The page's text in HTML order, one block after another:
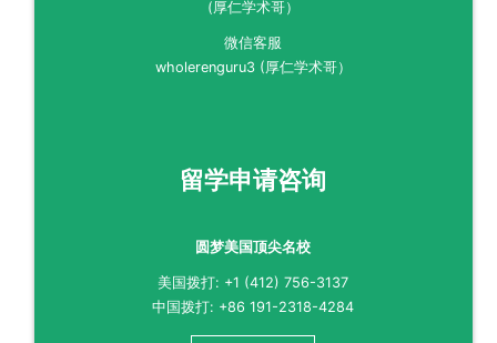
微信客服
wholerenguru3 (厚仁学术哥）
留学申请咨询
圆梦美国顶尖名校
美国拨打: +1 (412) 756-3137
中国拨打: +86 191-2318-4284